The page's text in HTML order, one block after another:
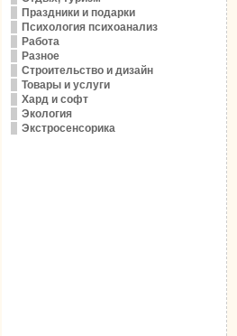
Праздники и подарки
Психология психоанализ
Работа
Разное
Строительство и дизайн
Товары и услуги
Хард и софт
Экология
Экстросенсорика